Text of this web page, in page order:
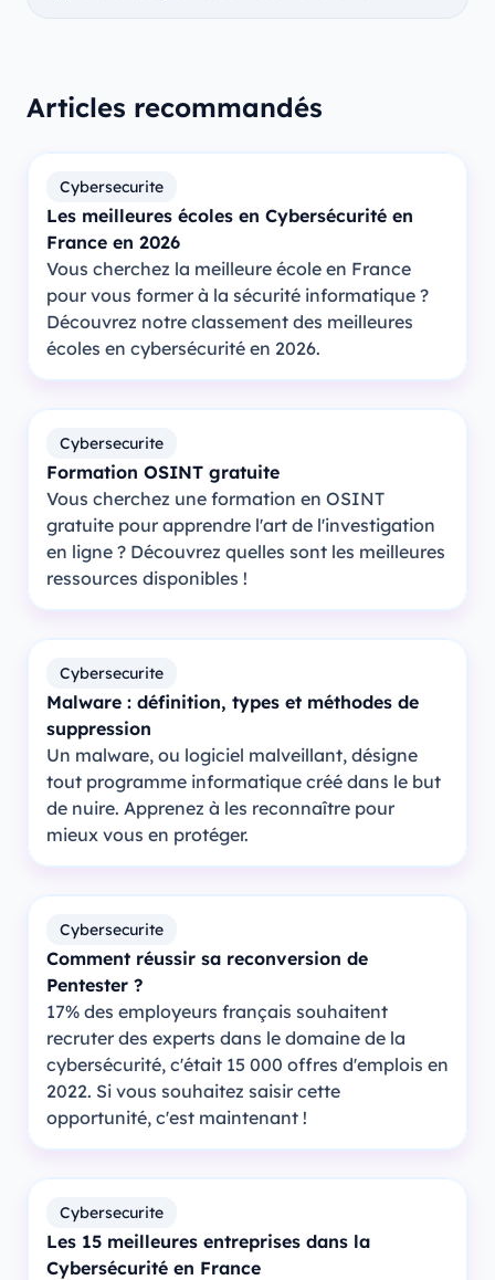
Articles recommandés
Cybersecurite
Les meilleures écoles en Cybersécurité en
France en 2026
Vous cherchez la meilleure école en France
pour vous former à la sécurité informatique ?
Découvrez notre classement des meilleures
écoles en cybersécurité en 2026.
Cybersecurite
Formation OSINT gratuite
Vous cherchez une formation en OSINT
gratuite pour apprendre l'art de l'investigation
en ligne ? Découvrez quelles sont les meilleures
ressources disponibles !
Cybersecurite
Malware : définition, types et méthodes de
suppression
Un malware, ou logiciel malveillant, désigne
tout programme informatique créé dans le but
de nuire. Apprenez à les reconnaître pour
mieux vous en protéger.
Cybersecurite
Comment réussir sa reconversion de
Pentester ?
17% des employeurs français souhaitent
recruter des experts dans le domaine de la
cybersécurité, c'était 15 000 offres d'emplois en
2022. Si vous souhaitez saisir cette
opportunité, c'est maintenant !
Cybersecurite
Les 15 meilleures entreprises dans la
Cybersécurité en France